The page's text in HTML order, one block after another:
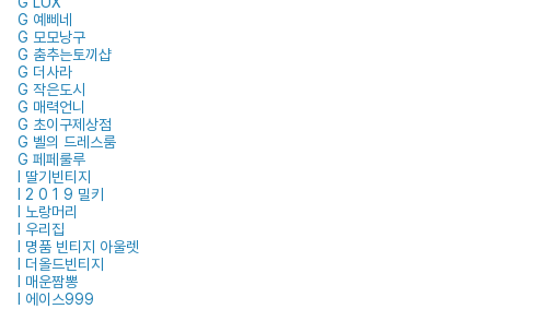
G 예삐네
G 모모낭구
G 춤추는토끼샵
G 더사라
G 작은도시
G 매력언니
G 초이구제상점
G 벨의 드레스룸
G 페페룰루
I 딸기빈티지
I 2 0 1 9 밀키
I 노랑머리
I 우리집
I 명품 빈티지 아울렛
I 더올드빈티지
I 매운짬뽕
I 에이스999